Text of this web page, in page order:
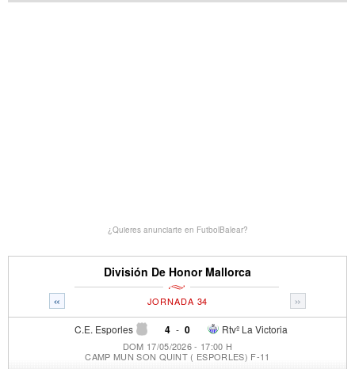
¿Quieres anunciarte en FutbolBalear?
División De Honor Mallorca
« »
JORNADA 34
C.E. Esporles 4 - Rtvº La Victoria
0
DOM 17/05/2026 - 17:00 H
CAMP MUN SON QUINT ( ESPORLES) F-11